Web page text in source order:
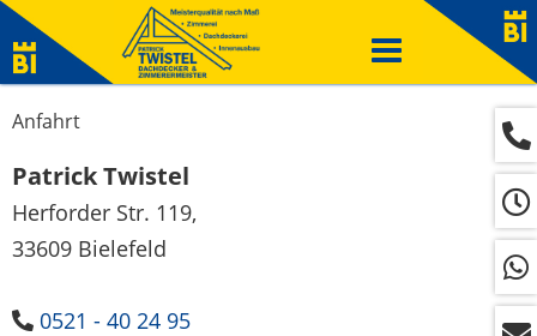
Navigation
ein-/ausblenden
Anfahrt
Patrick Twistel
Herforder Str. 119,
33609 Bielefeld
0521 - 40 24 95